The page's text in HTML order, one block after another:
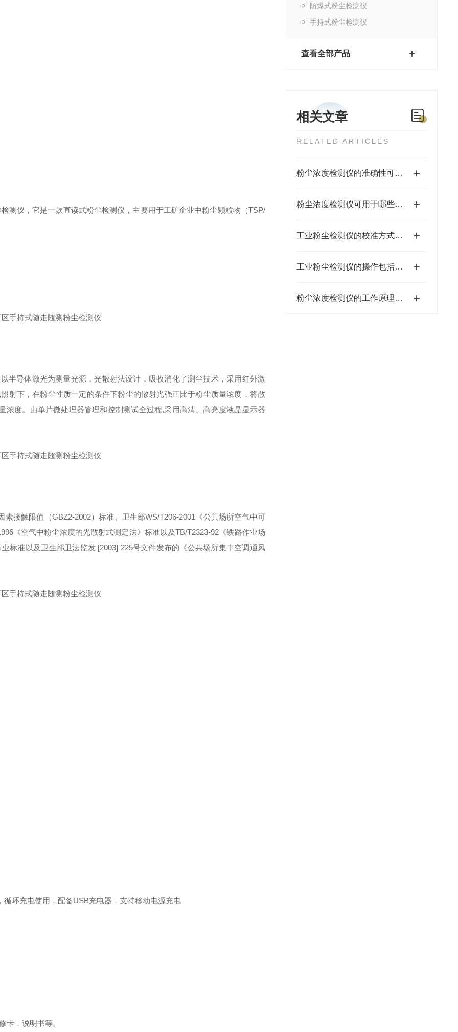
防爆式粉尘检测仪
手持式粉尘检测仪
查看全部产品
相关文章
RELATED ARTICLES
粉尘浓度检测仪的准确性可能受到多种因素的影响
粉尘浓度检测仪可用于哪些行业？
工业粉尘检测仪的校准方式主要有两种
工业粉尘检测仪的操作包括哪些步骤？
粉尘浓度检测仪的工作原理通常基于以下技术
仪，它是一款直读式粉尘检测仪，主要用于工矿企业中粉尘颗粒物（TSP/
导体激光为测量光源，光散射法设计，吸收消化了测尘技术，采用红外激
射下，在粉尘性质一定的条件下粉尘的散射光强正比于粉尘质量浓度，将散
度。由单片微处理器管理和控制测试全过程,采用高清、高亮度液晶显示器
接触限值（GBZ2-2002）标准、卫生部WS/T206-2001《公共场所空气中可
《空气中粉尘浓度的光散射式测定法》标准以及TB/T2323-92《铁路作业场
标准以及卫生部卫法监发 [2003] 225号文件发布的《公共场所集中空调通风
环充电使用，配备USB充电器，支持移动电源充电
卡，说明书等。